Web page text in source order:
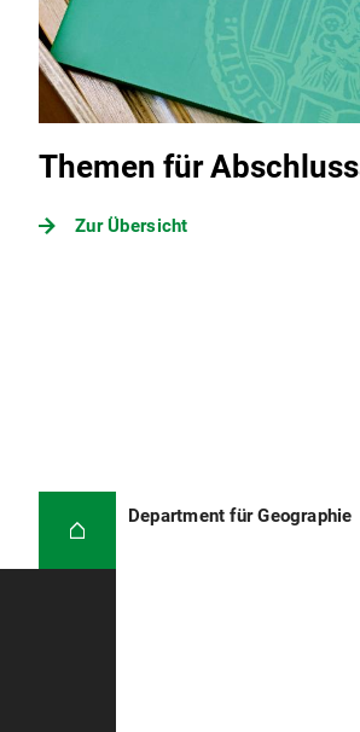
Themen für
Zur Übersicht
Department für Geographie